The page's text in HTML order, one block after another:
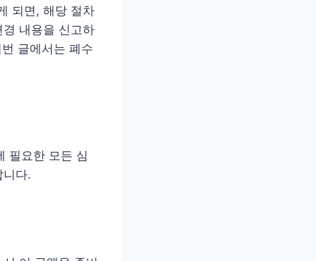
되면, 해당 절차
내용을 신고하
글에서는 폐수
필요한 모든 심
니다.